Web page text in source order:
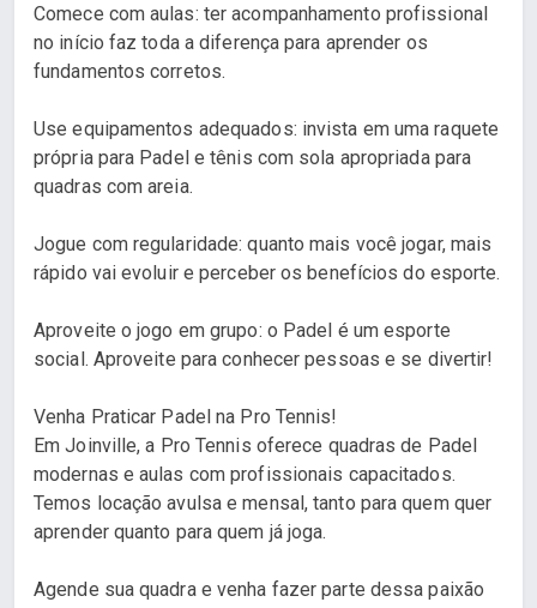
Comece com aulas: ter acompanhamento profissional
no início faz toda a diferença para aprender os
fundamentos corretos.
Use equipamentos adequados: invista em uma raquete
própria para Padel e tênis com sola apropriada para
quadras com areia.
Jogue com regularidade: quanto mais você jogar, mais
rápido vai evoluir e perceber os benefícios do esporte.
Aproveite o jogo em grupo: o Padel é um esporte
social. Aproveite para conhecer pessoas e se divertir!
Venha Praticar Padel na Pro Tennis!
Em Joinville, a Pro Tennis oferece quadras de Padel
modernas e aulas com profissionais capacitados.
Temos locação avulsa e mensal, tanto para quem quer
aprender quanto para quem já joga.
Agende sua quadra e venha fazer parte dessa paixão